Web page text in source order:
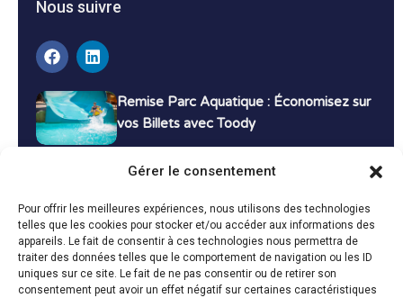
Gérer le consentement
Pour offrir les meilleures expériences, nous utilisons des technologies
telles que les cookies pour stocker et/ou accéder aux informations des
appareils. Le fait de consentir à ces technologies nous permettra de
traiter des données telles que le comportement de navigation ou les ID
uniques sur ce site. Le fait de ne pas consentir ou de retirer son
consentement peut avoir un effet négatif sur certaines caractéristiques
Nous suivre
Remise Parc Aquatique : Économisez sur
vos Billets avec Toody
Bons Plans Voyage : Économisez sur vos
Vacances avec Toody
13 décembre 2024 Bon plans